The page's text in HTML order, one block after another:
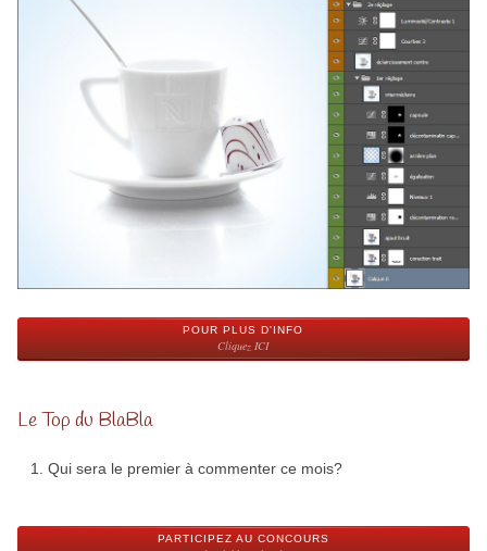
POUR PLUS D'INFO
Cliquez ICI
Le Top du BlaBla
Qui sera le premier à commenter ce mois?
PARTICIPEZ AU CONCOURS